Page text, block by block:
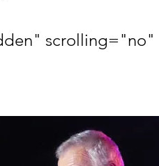
scrolling="no"